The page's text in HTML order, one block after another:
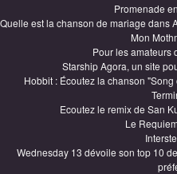
Promenade
Quelle est la chanson de mariage dans
Mon
Pour les amateurs
Starship Agora, un site
Hobbit : Écoutez la chanson
Ecoutez le remix de San
Le
Wednesday 13 dévoile son top 10